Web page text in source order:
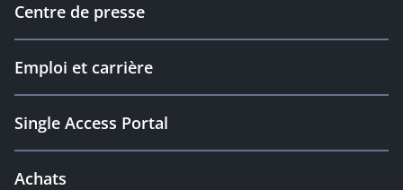
Centre de presse
Emploi et carrière
Single Access Portal
Achats